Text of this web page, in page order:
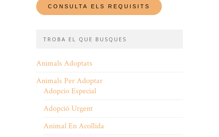
TROBA EL QUE BUSQUES
Animals Adoptats
Animals Per Adoptar
Adopcio Especial
Adopció Urgent
Animal En Acollida